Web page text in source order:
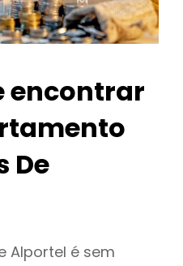
encontrar
De
Alportel é sem